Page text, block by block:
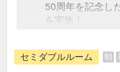
50周年を記念し
を実施！
ンよりもお得な
をご案内いたし
セミダブルルーム 朝